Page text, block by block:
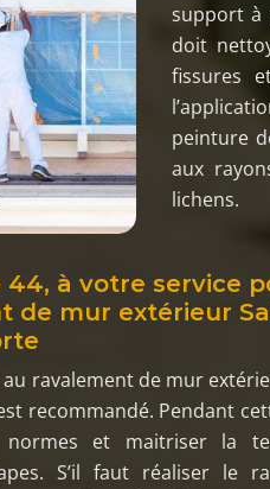
support à
doit
fissures
peinture
aux
lichens.
44, à votre service
de mur extérieur
ravalement de mur
recommandé. Pendant
normes et maitriser la
S’il faut réaliser le